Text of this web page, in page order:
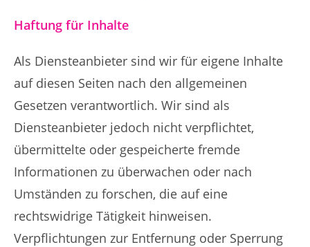
Haftung für Inhalte
Als Diensteanbieter sind wir für eigene Inhalte
auf diesen Seiten nach den allgemeinen
Gesetzen verantwortlich. Wir sind als
Diensteanbieter jedoch nicht verpflichtet,
übermittelte oder gespeicherte fremde
Informationen zu überwachen oder nach
Umständen zu forschen, die auf eine
rechtswidrige Tätigkeit hinweisen.
Verpflichtungen zur Entfernung oder Sperrung